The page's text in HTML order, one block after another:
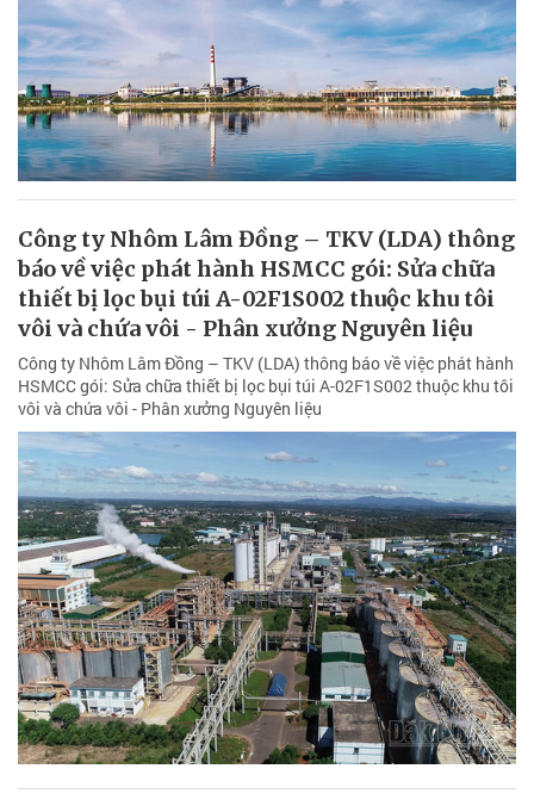
Công ty Nhôm Lâm Đồng – TKV (LDA) thông
báo về việc phát hành HSMCC gói: Sửa chữa
thiết bị lọc bụi túi A-02F1S002 thuộc khu tôi
vôi và chứa vôi - Phân xưởng Nguyên liệu
Công ty Nhôm Lâm Đồng – TKV (LDA) thông báo về việc phát hành
HSMCC gói: Sửa chữa thiết bị lọc bụi túi A-02F1S002 thuộc khu tôi
vôi và chứa vôi - Phân xưởng Nguyên liệu